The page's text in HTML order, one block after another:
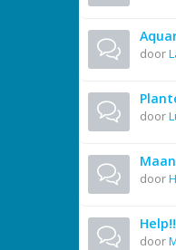
door
door
door
Help!!
door